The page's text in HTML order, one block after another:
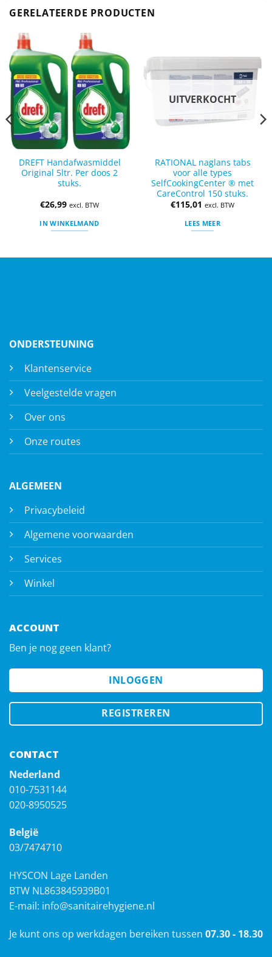
GERELATEERDE PRODUCTEN
DREFT Handafwasmiddel
Original 5ltr. Per doos 2
stuks.
€26,99 excl. BTW
IN WINKELMAND
UITVERKOCHT
RATIONAL naglans tabs
voor alle types
SelfCookingCenter ® met
CareControl 150 stuks.
€115,01 excl. BTW
LEES MEER
ONDERSTEUNING
Klantenservice
Veelgestelde vragen
Over ons
Onze routes
ALGEMEEN
Privacybeleid
Algemene voorwaarden
Services
Winkel
ACCOUNT
Ben je nog geen klant?
INLOGGEN
REGISTREREN
CONTACT
Nederland
010-7531144
020-8950525
België
03/7474710
HYSCON Lage Landen
BTW NL863845939B01
E-mail: info@sanitairehygiene.nl
Je kunt ons op werkdagen bereiken tussen 07.30 - 18.30